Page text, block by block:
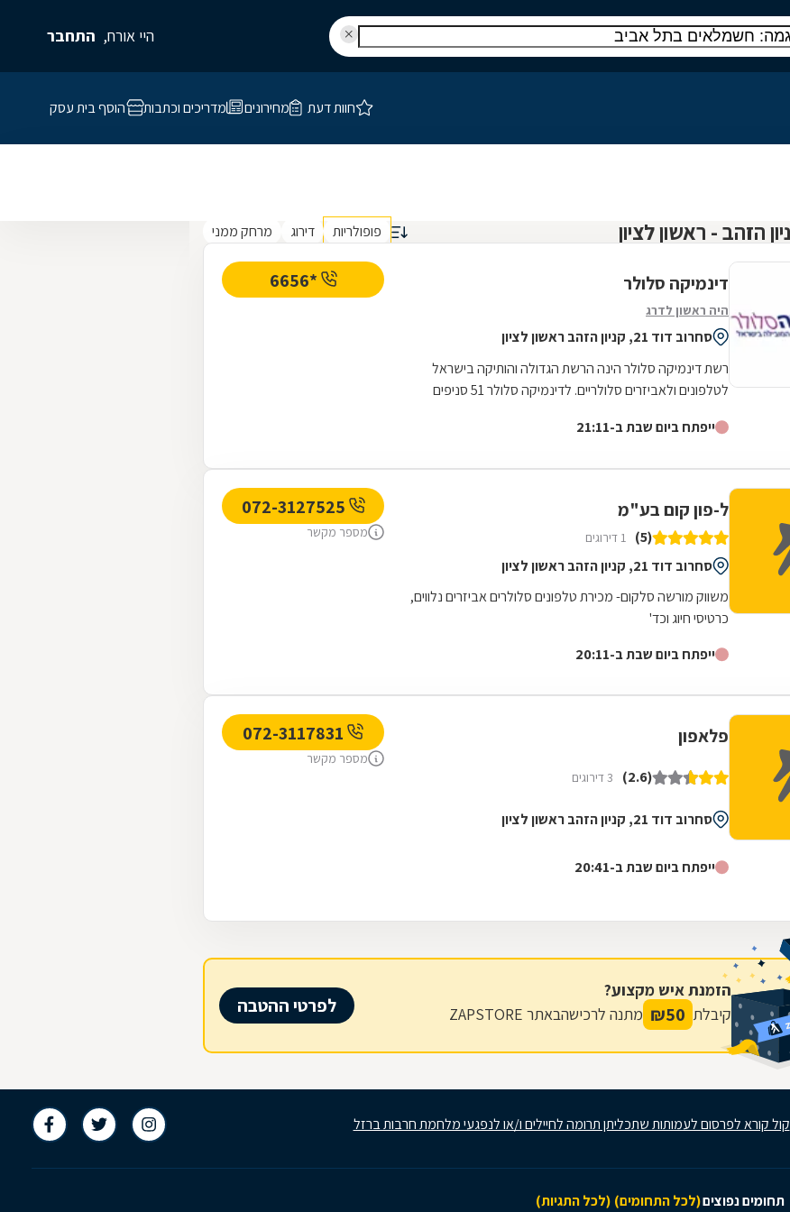
היי אורח, התחבר
חוות דעת מחירונים מדריכים וכתבות הוסף בית עסק
פופולריות דירוג מרחק ממני
דינמיקה סלולר
היה ראשון לדרג
סחרוב דוד 21, קניון הזהב ראשון לציון
רשת דינמיקה סלולר הינה הרשת הגדולה והותיקה בישראל
לטלפונים ולאביזרים סלולריים. לדינמיקה סלולר 51 סניפים
ייפתח ביום שבת ב-21:11
*6656
ל-פון קום בע"מ
(5) 1 דירוגים
סחרוב דוד 21, קניון הזהב ראשון לציון
משווק מורשה סלקום- מכירת טלפונים סלולרים אביזרים נלווים,
כרטיסי חיוג וכד'
ייפתח ביום שבת ב-20:11
מספר מקשר
פלאפון
(2.6) 3 דירוגים
סחרוב דוד 21, קניון הזהב ראשון לציון
ייפתח ביום שבת ב-20:41
מספר מקשר
הזמנת איש מקצוע?
קיבלת 50
₪ מתנה לרכישהבאתר ZAPSTORE לפרטי ההטבה
קול קורא לפרסום לעמותות שתכליתן תרומה לחיילים ו/או לנפגעי מלחמת חרבות ברזל
תחומים נפוצים(לכל התחומים) (לכל התגיות)